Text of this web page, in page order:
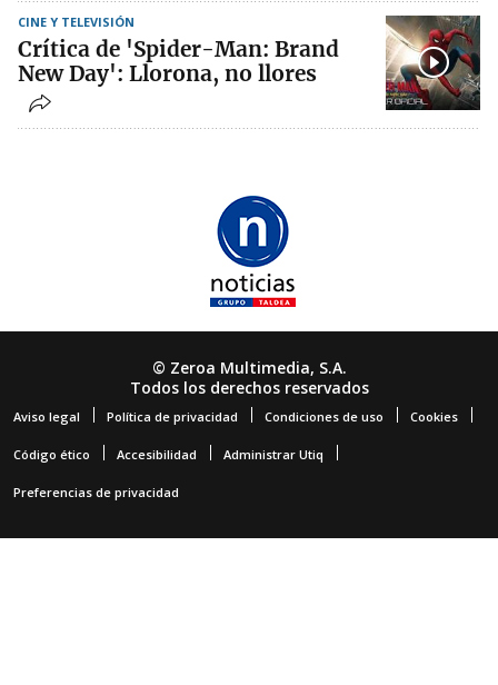
CINE Y TELEVISIÓN
Crítica de 'Spider-Man: Brand
New Day': Llorona, no llores
© Zeroa Multimedia, S.A.
Todos los derechos reservados
Aviso legal Política de privacidad Condiciones de uso Cookies
Código ético Accesibilidad Administrar Utiq
Preferencias de privacidad